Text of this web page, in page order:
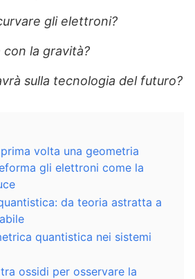
gli elettroni?
con la gravità?
sulla tecnologia del futuro?
volta una geometria
gli elettroni come la
da teoria astratta a
quantistica nei sistemi
ossidi per osservare la